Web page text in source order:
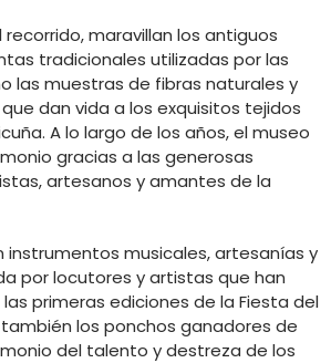
maravillan los antiguos
tradicionales utilizadas por las
las muestras de fibras naturales y
dan vida a los exquisitos tejidos
A lo largo de los años, el museo
gracias a las generosas
artesanos y amantes de la
instrumentos musicales, artesanías y
por locutores y artistas que han
primeras ediciones de la Fiesta del
los ponchos ganadores de
del talento y destreza de los